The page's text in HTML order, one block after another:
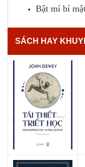
Bật mí bí
SÁCH HAY